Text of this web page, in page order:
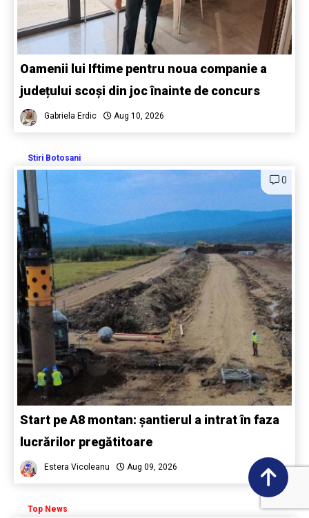
Oamenii lui Iftime pentru noua companie a
județului scoși din joc înainte de concurs
Gabriela Erdic Aug 10, 2026
Stiri Botosani
0
Start pe A8 montan: șantierul a intrat în faza
lucrărilor pregătitoare
Estera Vicoleanu Aug 09, 2026
Top News